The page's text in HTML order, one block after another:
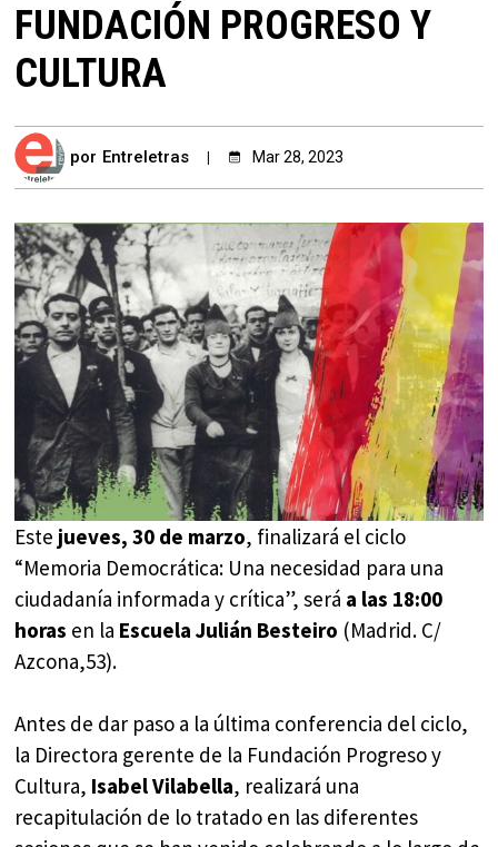
FUNDACIÓN PROGRESO Y
CULTURA
por Entreletras Mar 28, 2023
Este jueves, 30 de marzo, finalizará el ciclo
“Memoria Democrática: Una necesidad para una
ciudadanía informada y crítica”, será a las 18:00
horas en la Escuela Julián Besteiro (Madrid. C/
Azcona,53).
Antes de dar paso a la última conferencia del ciclo,
la Directora gerente de la Fundación Progreso y
Cultura, Isabel Vilabella, realizará una
recapitulación de lo tratado en las diferentes